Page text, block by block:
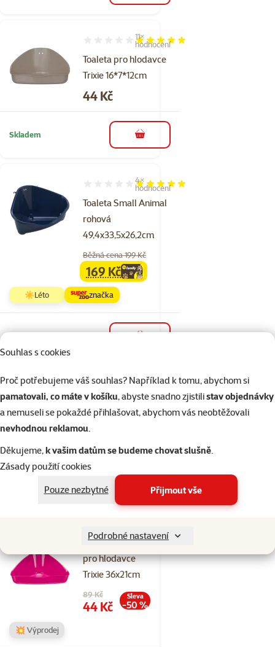
Souhlas s cookies
Proč potřebujeme váš souhlas? Například k tomu, abychom si
pamatovali, co máte v košíku, abyste snadno zjistilistav objednávky
a nemuseli se pokaždé přihlašovat, abychom vás neobtěžovali
nevhodnou reklamou.
Děkujeme,k vašim datům se budeme chovat slušně.
Zásady použití cookies
Pouze nezbytné
Přijmout vše
Podrobné nastavení
Toaleta pro hlodavce
Trixie 16*7*12cm
Hodnocení 98%, počet hodnocení: 11
11×
hodnocení
Cena
44 Kč
Skladem do košíku
Toaleta Small Animal
rohová
49,4x33,5x26,2cm
Hodnocení 100%, počet hodnocení: 4
4×
hodnocení
Běžná cena 199 Kč
familycena
169 Kč
☀️Léto značka
Toaleta Ferplast pro
drobné savce L
Hodnocení 100%, počet hodnocení: 1
1×
hodnocení
do košíku
Rohová toaleta
pro hlodavce
Trixie 36x21cm
Hodnocení 0%
Původní cena
89 Kč
Cena
44 Kč
Sleva
-50 %
💥 Výprodej